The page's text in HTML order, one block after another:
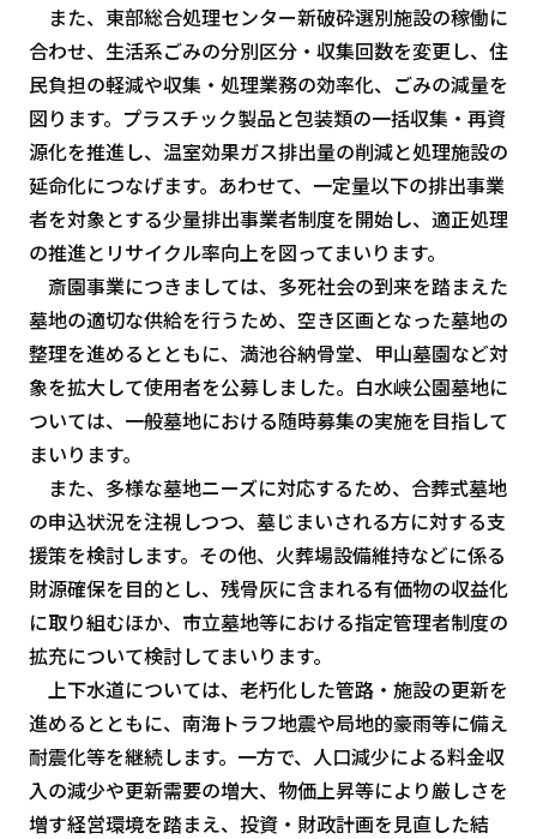
また、東部総合処理センター新破砕選別施設の稼働に
合わせ、生活系ごみの分別区分・収集回数を変更し、住
民負担の軽減や収集・処理業務の効率化、ごみの減量を
図ります。プラスチック製品と包装類の一括収集・再資
源化を推進し、温室効果ガス排出量の削減と処理施設の
延命化につなげます。あわせて、一定量以下の排出事業
者を対象とする少量排出事業者制度を開始し、適正処理
の推進とリサイクル率向上を図ってまいります。
斎園事業につきましては、多死社会の到来を踏まえた
墓地の適切な供給を行うため、空き区画となった墓地の
整理を進めるとともに、満池谷納骨堂、甲山墓園など対
象を拡大して使用者を公募しました。白水峡公園墓地に
ついては、一般墓地における随時募集の実施を目指して
まいります。
また、多様な墓地ニーズに対応するため、合葬式墓地
の申込状況を注視しつつ、墓じまいされる方に対する支
援策を検討します。その他、火葬場設備維持などに係る
財源確保を目的とし、残骨灰に含まれる有価物の収益化
に取り組むほか、市立墓地等における指定管理者制度の
拡充について検討してまいります。
上下水道については、老朽化した管路・施設の更新を
進めるとともに、南海トラフ地震や局地的豪雨等に備え
耐震化等を継続します。一方で、人口減少による料金収
入の減少や更新需要の増大、物価上昇等により厳しさを
増す経営環境を踏まえ、投資・財政計画を見直した結